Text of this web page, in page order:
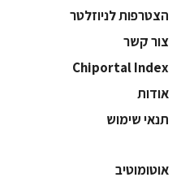
הצטרפות לניוזלטר
צור קשר
Chiportal Index
אודות
תנאי שימוש
אוטומוטיב